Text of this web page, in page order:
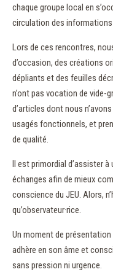
chaque groupe local en
circulation des
Lors de ces rencontres,
d’occasion, des créations
dépliants et des feuilles
n’ont pas vocation de vide-
d’articles dont nous
usagés fonctionnels, et
de qualité.
Il est primordial d’assister
échanges afin de mieux
conscience du JEU. Alors,
qu’observateur·rice.
Un moment de
adhère en son âme et
sans pression ni urgence.